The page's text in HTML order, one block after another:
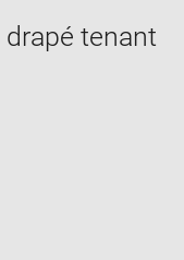
in
new
tenant